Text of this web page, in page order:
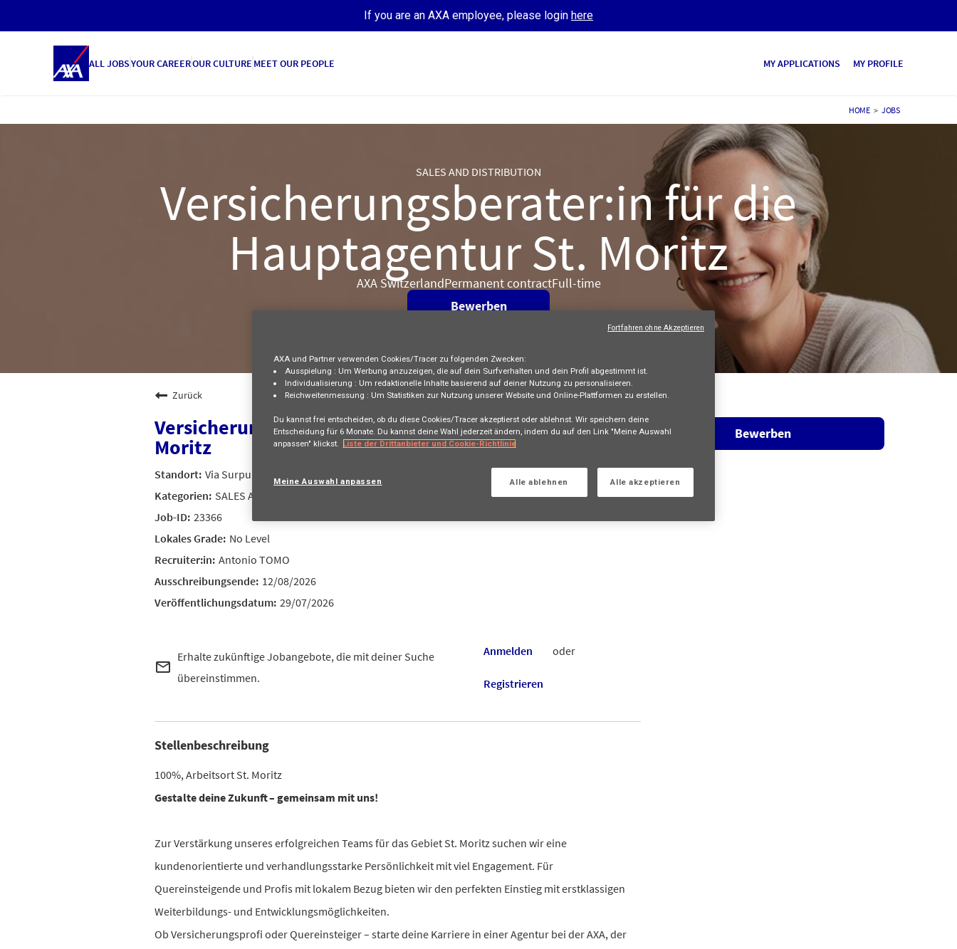
If you are an AXA employee, please login here
ALL JOBSYOUR CAREEROUR CULTURE MEET OUR PEOPLE MY APPLICATIONS MY PROFILE
HOME > JOBS
SALES AND DISTRIBUTION
Versicherungsberater:in für die
Hauptagentur St. Moritz
AXA SwitzerlandPermanent contractFull-time
Bewerben
Zurück
Versicherungsberater:in für die Hauptagentur St.
Moritz
Via Surpunt 21, ST.MORITZ, US, 7500
SALES AND DISTRIBUTION
23366
No Level
Antonio TOMO
12/08/2026
29/07/2026
mail_outline
Erhalte zukünftige Jobangebote, die mit deiner Suche
übereinstimmen.
Anmelden oder
Registrieren
Stellenbeschreibung
100%, Arbeitsort St. Moritz
Gestalte deine Zukunft – gemeinsam mit uns!
Zur Verstärkung unseres erfolgreichen Teams für das Gebiet St. Moritz suchen wir eine
kundenorientierte und verhandlungsstarke Persönlichkeit mit viel Engagement. Für
Quereinsteigende und Profis mit lokalem Bezug bieten wir den perfekten Einstieg mit erstklassigen
Weiterbildungs- und Entwicklungsmöglichkeiten.
Ob Versicherungsprofi oder Quereinsteiger – starte deine Karriere in einer Agentur bei der AXA, der
Bewerben
AXA und Partner verwenden Cookies/Tracer zu folgenden Zwecken:
Ausspielung : Um Werbung anzuzeigen, die auf dein Surfverhalten und dein Profil abgestimmt ist.
Individualisierung : Um redaktionelle Inhalte basierend auf deiner Nutzung zu personalisieren.
Reichweitenmessung : Um Statistiken zur Nutzung unserer Website und Online-Plattformen zu erstellen.
Du kannst frei entscheiden, ob du diese Cookies/Tracer akzeptierst oder ablehnst. Wir speichern deine
Entscheidung für 6 Monate . Du kannst deine Wahl jederzeit ändern, indem du auf den Link "Meine Auswahl
anpassen" klickst.
Liste der Drittanbieter und Cookie-Richtlinie
Meine Auswahl anpassen Alle ablehnen Alle akzeptieren
Fortfahren ohne Akzeptieren